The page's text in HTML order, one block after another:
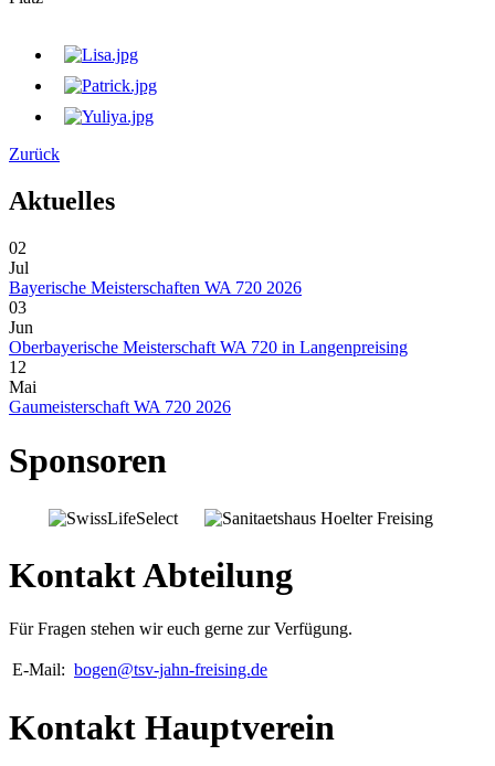
Zurück
Aktuelles
02
Jul
Bayerische Meisterschaften WA 720 2026
03
Jun
Oberbayerische Meisterschaft WA 720 in Langenpreising
12
Mai
Gaumeisterschaft WA 720 2026
Sponsoren
Kontakt Abteilung
Für Fragen stehen wir euch gerne zur Verfügung.
E-Mail: bogen@tsv-jahn-freising.de
Kontakt Hauptverein